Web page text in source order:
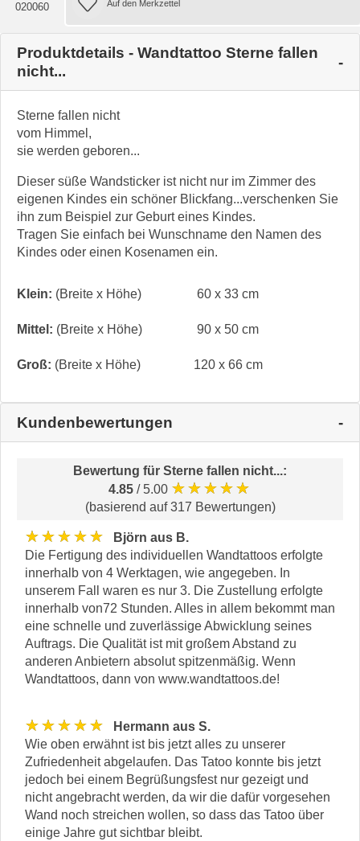
020060
Produktdetails - Wandtattoo Sterne fallen
nicht...
Sterne fallen nicht
vom Himmel,
sie werden geboren...
Dieser süße Wandsticker ist nicht nur im Zimmer des
eigenen Kindes ein schöner Blickfang...verschenken Sie
ihn zum Beispiel zur Geburt eines Kindes.
Tragen Sie einfach bei Wunschname den Namen des
Kindes oder einen Kosenamen ein.
Klein: (Breite x Höhe) 60 x 33 cm
Mittel: (Breite x Höhe) 90 x 50 cm
Groß: (Breite x Höhe) 120 x 66 cm
Kundenbewertungen
Bewertung für Sterne fallen nicht...:
4.85 / 5.00 ★★★★★
(basierend auf 317 Bewertungen)
★★★★★
Björn aus B.
Die Fertigung des individuellen Wandtattoos erfolgte
innerhalb von 4 Werktagen, wie angegeben. In
unserem Fall waren es nur 3. Die Zustellung erfolgte
innerhalb von72 Stunden. Alles in allem bekommt man
eine schnelle und zuverlässige Abwicklung seines
Auftrags. Die Qualität ist mit großem Abstand zu
anderen Anbietern absolut spitzenmäßig. Wenn
Wandtattoos, dann von www.wandtattoos.de!
★★★★★
Hermann aus S.
Wie oben erwähnt ist bis jetzt alles zu unserer
Zufriedenheit abgelaufen. Das Tatoo konnte bis jetzt
jedoch bei einem Begrüßungsfest nur gezeigt und
nicht angebracht werden, da wir die dafür vorgesehen
Wand noch streichen wollen, so dass das Tatoo über
einige Jahre gut sichtbar bleibt.